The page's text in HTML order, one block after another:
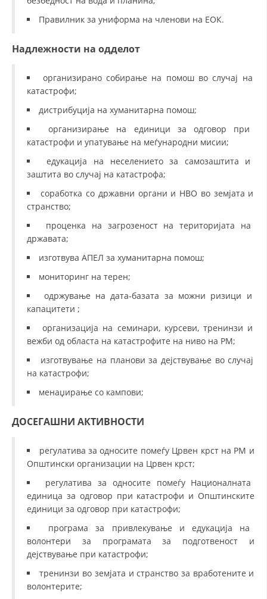
Правилник за униформа на членови на ЕОК.
Надлежности на одделот
организирано собирање на помош во случај на
катастрофи;
дистрибуција на хуманитарна помош;
организирање на единици за одговор при
катастрофи и упатување на меѓународни мисии;
едукација на неселението за самозаштита и
заштита во случај на катастрофа;
соработка со државни органи и НВО во земјата и
странство;
проценка на загрозеност на територијата на
државата;
изготвува АПЕЛ за хуманитарна помош;
мониторинг на терен;
одржување на дата-базата за можни ризици и
капацитети ;
организација на семинари, курсеви, тренинзи и
вежби од областа на катастрофите на ниво на РМ;
изготвување на планови за дејствување во случај
на катастрофи;
менаџирање со кампови;
ДОСЕГАШНИ АКТИВНОСТИ
регулатива за односите помеѓу Црвен крст на РМ и
Општински организации на Црвен крст;
регулатива за односите помеѓу Националната
единица за одговор при катастрофи и Општинските
единици за одговор при катастрофи;
програма за привлекување и едукација на
волонтери за програмата за подготвеност и
дејствување при катастрофи;
тренинзи во земјата и странство за вработените и
волонтерите;